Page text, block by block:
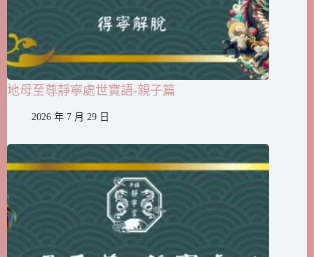
地母至尊靜寧處世寶語-親子篇
2026 年 7 月 29 日